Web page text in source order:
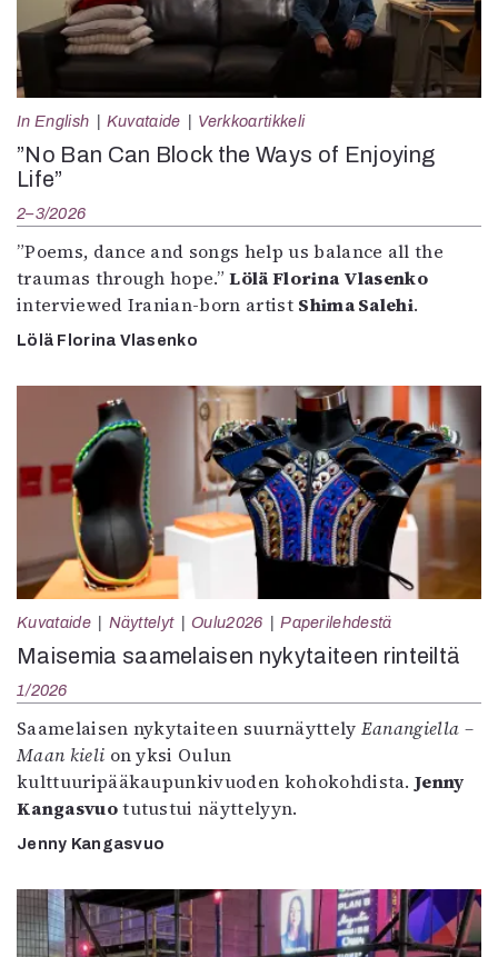
In English Kuvataide Verkkoartikkeli
”No Ban Can Block the Ways of Enjoying
Life”
2–3/2026
”Poems, dance and songs help us balance all the
traumas through hope.”Lölä Florina Vlasenko
interviewed Iranian-born artist Shima Salehi.
Lölä Florina Vlasenko
Kuvataide Näyttelyt Oulu2026 Paperilehdestä
Maisemia saamelaisen nykytaiteen rinteiltä
1/2026
Saamelaisen nykytaiteen suurnäyttely Eanangiella –
Maan kieli on yksi Oulun
kulttuuripääkaupunkivuoden kohokohdista.Jenny
Kangasvuotutustui näyttelyyn.
Jenny Kangasvuo